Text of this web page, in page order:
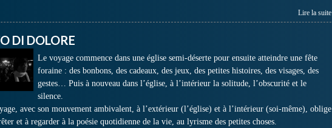
Lire la suite
DI DOLORE
Le voyage commence dans une église semi-déserte pour ensuite atteindre une fête
foraine : des bonbons, des cadeaux, des jeux, des petites histoires, des visages, des
gestes… Puis à nouveau dans l’église, à l’intérieur la solitude, l’obscurité et le
silence.
avec son mouvement ambivalent, à l’extérieur (l’église) et à l’intérieur (soi-même), oblige
et à regarder à la poésie quotidienne de la vie, au lyrisme des petites choses.